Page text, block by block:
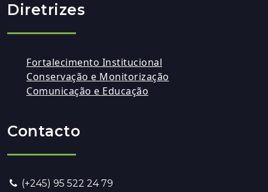
Diretrizes
Fortalecimento Institucional
Conservação e Monitorização
Comunicação e Educação
Contacto
(+245) 95 522 24 79